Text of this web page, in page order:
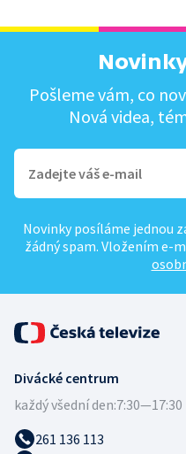
Pošleme vám, co
Nová videa,
Novinky posíláme jednou
žádný spam. Vložením e-